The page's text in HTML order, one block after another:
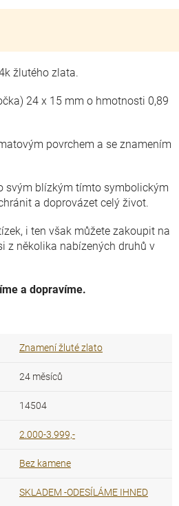
žlutého zlata.
24 x 15 mm o hmotnosti 0,89
povrchem a se znamením
svým blízkým tímto symbolickým
a doprovázet celý život.
i ten však můžete zakoupit na
z několika nabízených druhů v
a dopravíme.
Znamení žluté zlato
24 měsíců
14504
2.000-3.999,-
Bez kamene
SKLADEM -ODESÍLÁME IHNED